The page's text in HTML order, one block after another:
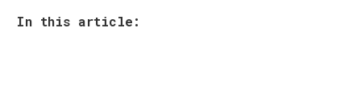
In this article: